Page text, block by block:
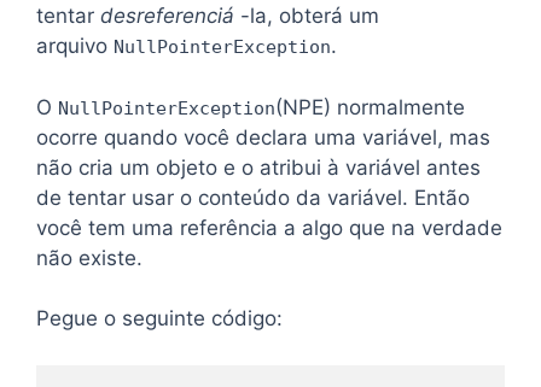
tentar desreferenciá -la, obterá um
arquivo NullPointerException.
O NullPointerException(NPE) normalmente
ocorre quando você declara uma variável, mas
não cria um objeto e o atribui à variável antes
de tentar usar o conteúdo da variável. Então
você tem uma referência a algo que na verdade
não existe.
Pegue o seguinte código: